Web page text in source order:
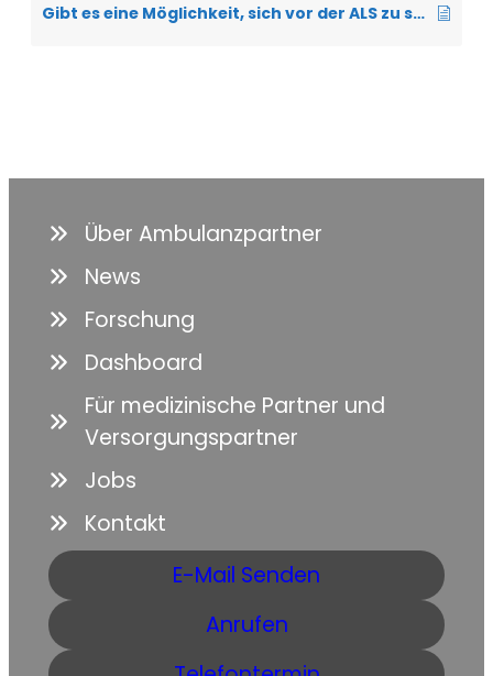
Gibt es eine Möglichkeit, sich vor der ALS zu schützen?
Über Ambulanzpartner
News
Forschung
Dashboard
Für medizinische Partner und
Versorgungspartner
Jobs
Kontakt
E-Mail Senden
Anrufen